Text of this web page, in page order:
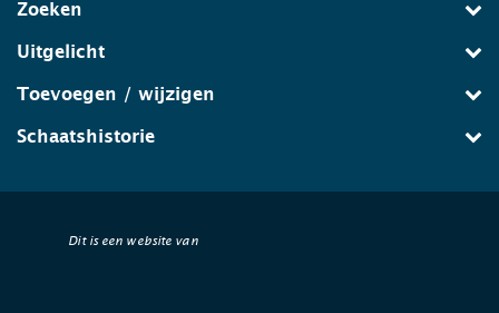
Zoeken
Uitgelicht
Toevoegen / wijzigen
Schaatshistorie
Dit is een website van